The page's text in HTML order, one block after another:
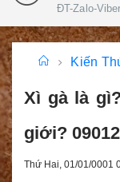
ĐT-Zalo-
Kiến
Xì gà là
giới?
Thứ Hai, 01/01/0001